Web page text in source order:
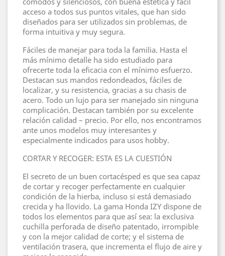
acceso a todos sus puntos vitales, que han sido
diseñados para ser utilizados sin problemas, de
forma intuitiva y muy segura.
Fáciles de manejar para toda la familia. Hasta el
más mínimo detalle ha sido estudiado para
ofrecerte toda la eficacia con el mínimo esfuerzo.
Destacan sus mandos redondeados, fáciles de
localizar, y su resistencia, gracias a su chasis de
acero. Todo un lujo para ser manejado sin ninguna
complicación. Destacan también por su excelente
relación calidad – precio. Por ello, nos encontramos
ante unos modelos muy interesantes y
especialmente indicados para usos hobby.
CORTAR Y RECOGER: ESTA ES LA CUESTIÓN
El secreto de un buen cortacésped es que sea capaz
de cortar y recoger perfectamente en cualquier
condición de la hierba, incluso si está demasiado
crecida y ha llovido. La gama Honda IZY dispone de
todos los elementos para que así sea: la exclusiva
cuchilla perforada de diseño patentado, irrompible
y con la mejor calidad de corte; y el sistema de
ventilación trasera, que incrementa el flujo de aire y